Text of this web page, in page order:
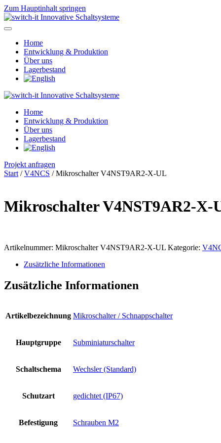
Zum Hauptinhalt springen
Home
Entwicklung & Produktion
Über uns
Lagerbestand
Home
Entwicklung & Produktion
Über uns
Lagerbestand
Projekt anfragen
Start /V4NCS / Mikroschalter V4NST9AR2-X-UL
Mikroschalter V4NST9AR2-X-
Artikelnummer: Mikroschalter V4NST9AR2-X-UL Kategorie:
Zusätzliche Informationen
Zusätzliche Informationen
Artikelbezeichnung Mikroschalter / Schnappschalter
Hauptgruppe Subminiaturschalter
Schaltschema Wechsler (Standard)
Schutzart gedichtet (IP67)
Befestigung Schrauben M2